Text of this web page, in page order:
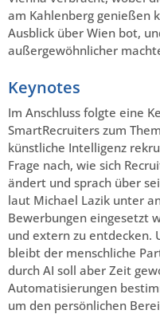
am Kahlenberg genießen
Ausblick über Wien bot,
außergewöhnlicher
Keynotes
Im Anschluss folgte eine
SmartRecruiters zum
künstliche Intelligenz
Frage nach, wie sich
ändert und sprach über
laut Michael Lazik unter
Bewerbungen eingesetzt
und extern zu entdecken.
bleibt der menschliche
durch AI soll aber Zeit
Automatisierungen
um den persönlichen